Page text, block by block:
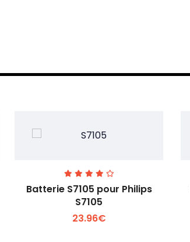
Voir plus +
Batterie S7105 pour Philips
S7105
23.96€